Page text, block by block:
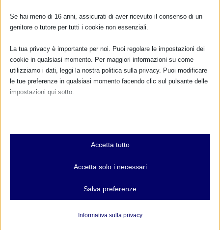
Se hai meno di 16 anni, assicurati di aver ricevuto il consenso di un
genitore o tutore per tutti i cookie non essenziali.
La tua privacy è importante per noi. Puoi regolare le impostazioni dei
cookie in qualsiasi momento. Per maggiori informazioni su come
utilizziamo i dati, leggi la nostra politica sulla privacy. Puoi modificare
le tue preferenze in qualsiasi momento facendo clic sul pulsante delle
impostazioni qui sotto.
Essenziali
I cookie e i servizi essenziali abilitano le funzioni di base e sono
e servizi non richiedono il consenso dell'utente secondo il GDPR.
Analitici
Accetta tutto
Accetta solo i necessari
Salva preferenze
Informativa sulla privacy